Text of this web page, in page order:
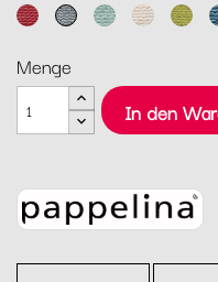
Dark
/
Blush
GranitTurquoiseLinenOlive
Menge
In den